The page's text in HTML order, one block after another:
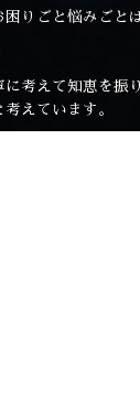
困りごと悩みごと
に考えて知恵を振
えています。